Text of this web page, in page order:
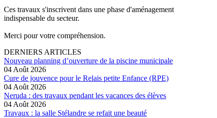
Ces travaux s'inscrivent dans une phase d'aménagement
indispensable du secteur.
Merci pour votre compréhension.
DERNIERS ARTICLES
Nouveau planning d’ouverture de la piscine municipale
04 Août 2026
Cure de jouvence pour le Relais petite Enfance (RPE)
04 Août 2026
Neruda : des travaux pendant les vacances des élèves
04 Août 2026
Travaux : la salle Stélandre se refait une beauté